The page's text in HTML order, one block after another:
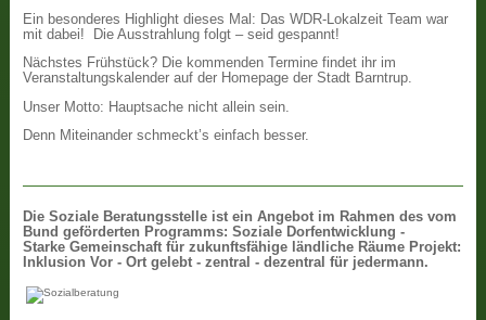
Ein besonderes Highlight dieses Mal: Das WDR-Lokalzeit Team war
mit dabei! Die Ausstrahlung folgt – seid gespannt!
Nächstes Frühstück? Die kommenden Termine findet ihr im
Veranstaltungskalender auf der Homepage der Stadt Barntrup.
Unser Motto: Hauptsache nicht allein sein.
Denn Miteinander schmeckt’s einfach besser.
Die Soziale Beratungsstelle ist ein Angebot im Rahmen des vom
Bund geförderten Programms: Soziale Dorfentwicklung -
Starke Gemeinschaft für zukunftsfähige ländliche Räume Projekt:
Inklusion Vor - Ort gelebt - zentral - dezentral für jedermann.